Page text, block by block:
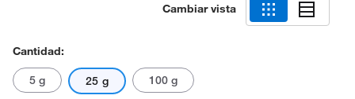
Cambiar vista
Cantidad:
5 g 25 g 100 g